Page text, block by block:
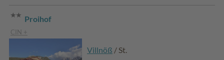
Proihof
CIN +
Villnöß / St.